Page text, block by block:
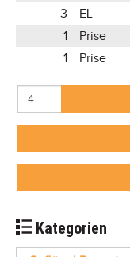
3
EL
1
Prise
1
Prise
Kategorien